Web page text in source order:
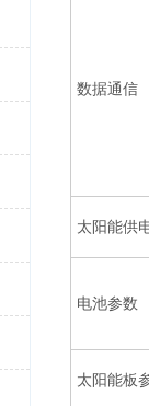
数据通信
太阳能供
电池参数
太阳能板